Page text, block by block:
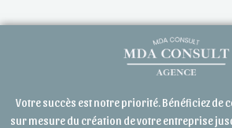
Votre succès est notre priorité. Bénéficiez de
sur mesure du création de votre entreprise